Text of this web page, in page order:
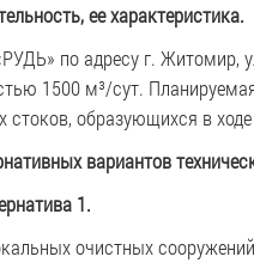
ее характеристика.
по адресу г. Житомир,
1500 м³/сут.
стоков, образующихся в
вариантов
1.
очистных